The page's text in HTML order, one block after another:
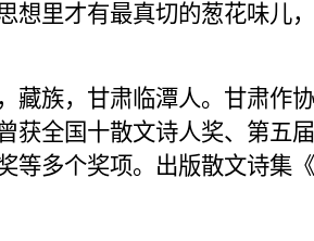
想里才有最真切的葱花味儿
藏族，甘肃临潭人。甘肃作
获全国十散文诗人奖、第五
等多个奖项。出版散文诗集